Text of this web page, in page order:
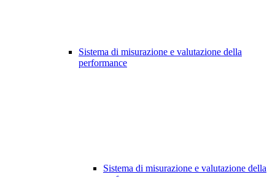
Sistema di misurazione e valutazione della
performance
Sistema di misurazione e valutazione della